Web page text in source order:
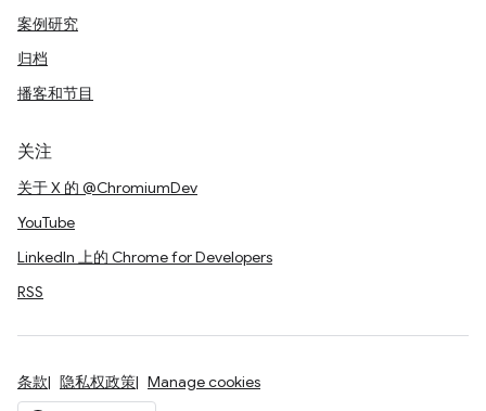
案例研究
归档
播客和节目
关注
关于 X 的 @ChromiumDev
YouTube
LinkedIn 上的 Chrome for Developers
RSS
条款 隐私权政策 Manage cookies